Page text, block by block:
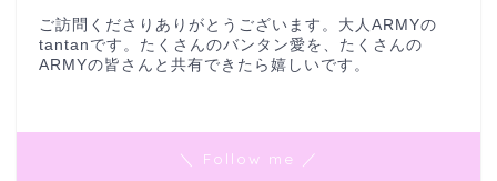
ご訪問くださりありがとうございます。大人ARMYの
tantanです。たくさんのバンタン愛を、たくさんの
ARMYの皆さんと共有できたら嬉しいです。
＼ Follow me ／